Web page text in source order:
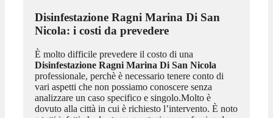
Disinfestazione Ragni Marina Di San
Nicola: i costi da prevedere
È molto difficile prevedere il costo di una
Disinfestazione Ragni Marina Di San Nicola
professionale, perchè è necessario tenere conto di
vari aspetti che non possiamo conoscere senza
analizzare un caso specifico e singolo.Molto è
dovuto alla città in cui è richiesto l’intervento. È noto